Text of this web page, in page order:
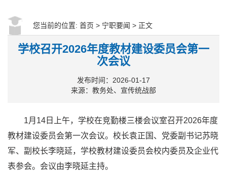
您当前的位置: 首页 > 宁职要闻 > 正文
学校召开2026年度教材建设委员会第一
次会议
发布时间：2026-01-17
来源：教务处、宣传统战部
1月14日上午，学校在竞勤楼三楼会议室召开2026年度
教材建设委员会第一次会议。校长袁正国、党委副书记苏晓
军、副校长李晓延，学校教材建设委员会校内委员及企业代
表参会。会议由李晓延主持。